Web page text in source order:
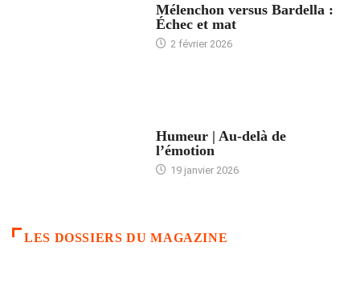
Mélenchon versus Bardella :
Échec et mat
2 février 2026
Humeur | Au-delà de
l’émotion
19 janvier 2026
LES DOSSIERS DU MAGAZINE